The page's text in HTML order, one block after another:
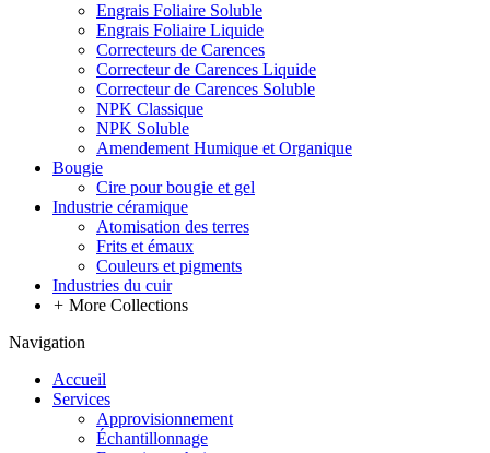
Engrais Foliaire Soluble
Engrais Foliaire Liquide
Correcteurs de Carences
Correcteur de Carences Liquide
Correcteur de Carences Soluble
NPK Classique
NPK Soluble
Amendement Humique et Organique
Bougie
Cire pour bougie et gel
Industrie céramique
Atomisation des terres
Frits et émaux
Couleurs et pigments
Industries du cuir
+ More Collections
Navigation
Accueil
Services
Approvisionnement
Échantillonnage